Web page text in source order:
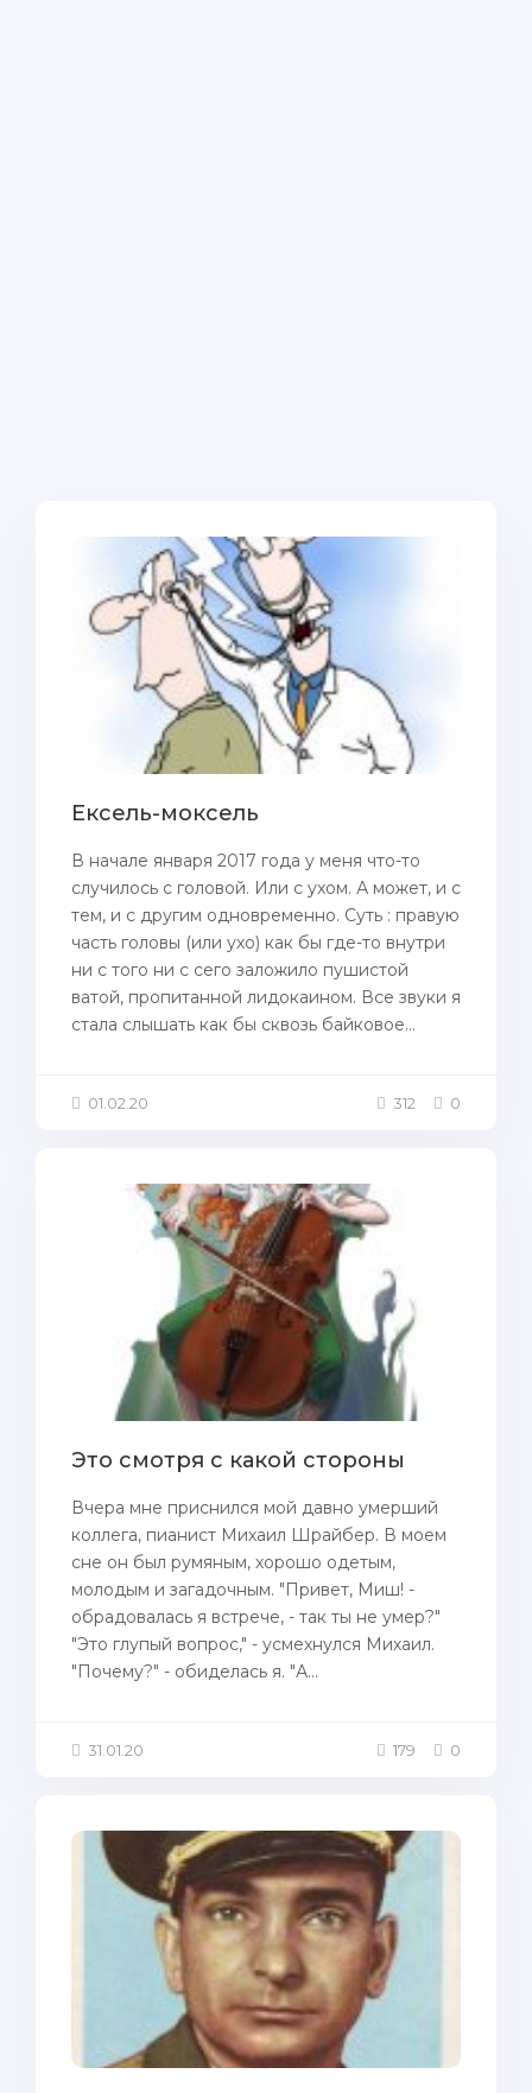
Ексель-моксель
В начале января 2017 года у меня что-то
случилось с головой. Или с ухом. А может, и с
тем, и с другим одновременно. Суть : правую
часть головы (или ухо) как бы где-то внутри
ни с того ни с сего заложило пушистой
ватой, пропитанной лидокаином. Все звуки я
стала слышать как бы сквозь байковое...
01.02.20 312 0
Это смотря с какой стороны
Вчера мне приснился мой давно умерший
коллега, пианист Михаил Шрайбер. В моем
сне он был румяным, хорошо одетым,
молодым и загадочным. "Привет, Миш! -
обрадовалась я встрече, - так ты не умер?"
"Это глупый вопрос," - усмехнулся Михаил.
"Почему?" - обиделась я. "А...
31.01.20 179 0